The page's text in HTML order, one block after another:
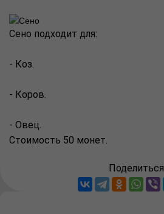
Сено подходит для:
- Коз.
- Коров.
- Овец.
Стоимость 50 монет.
Поделиться